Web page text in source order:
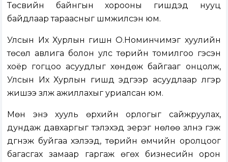
Төсвийн байнгын хорооны гишүүдэд нууц
байдлаар тараасныг шүүмжилсэн юм.
Улсын Их Хурлын гишүүн О.Номинчимэг хуулийн
төсөл авлига болон улс төрийн томилгоо гэсэн
хоёр гогцоо асуудлыг хөндөж байгааг онцолж,
Улсын Их Хурлын гишүүд эдгээр асуудлаар үлгэр
жишээ үзүүлж ажиллахыг уриалсан юм.
Мөн энэ хууль өрхийн орлогыг сайжруулах,
дундаж давхаргыг тэлэхэд эерэг нөлөө үзүүлнэ гэж
дүгнэж буйгаа хэлээд, төрийн өмчийн оролцоог
багасгах замаар гаргаж өгөх бизнесийн орон